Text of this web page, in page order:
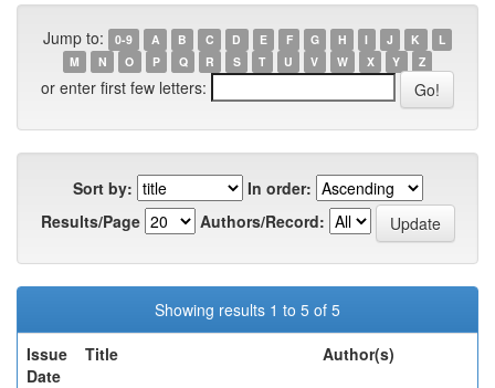
Jump to: 0-9 A B C D E F G H I J K
L
M
N O P Q R S T U V W X Y Z
or enter first few letters:
Sort by:
In order:
Results/Page
Authors/Record:
Showing results 1 to 5 of 5
Issue
Date
Title Author(s)